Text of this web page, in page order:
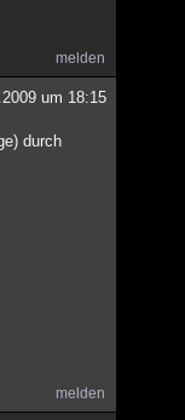
melden
um 18:15
durch
melden